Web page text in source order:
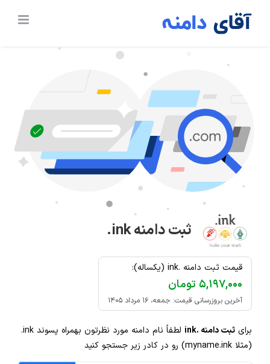
ثبت دامنه.ink
قیمت ثبت دامنه .ink (یکساله):
۵,۱۹۷,۰۰۰ تومان
آخرین بروزرسانی قیمت: جمعه، ۱۶ مرداد ۱۴۰۵
برای ثبت دامنه .ink لطفاً نام دامنه مورد نظرتون بهمراه پسوند .ink
(مثلا myname.ink) رو در کادر زیر جستجو کنید